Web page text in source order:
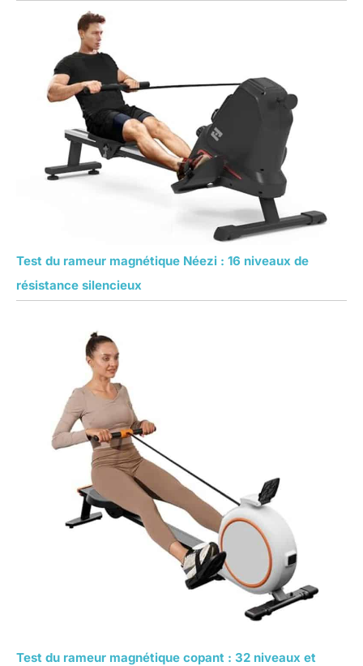
Test du rameur magnétique Néezi : 16 niveaux de
résistance silencieux
Test du rameur magnétique copant : 32 niveaux et